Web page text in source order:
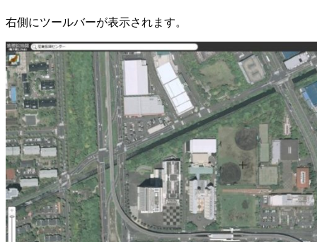
右側にツールバーが表示されます。